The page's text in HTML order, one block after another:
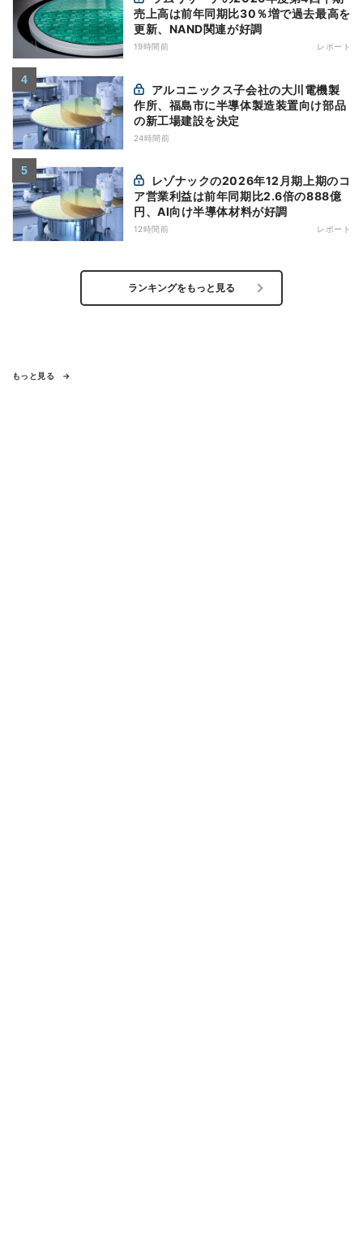
売上高は前年同期比30％増で過去最高を
更新、NAND関連が好調
19時間前 レポート
作所、福島市に半導体製造装置向け部品
の新工場建設を決定
24時間前
ア営業利益は前年同期比2.6倍の888億
円、AI向け半導体材料が好調
12時間前 レポート
ランキングをもっと見る
もっと見る